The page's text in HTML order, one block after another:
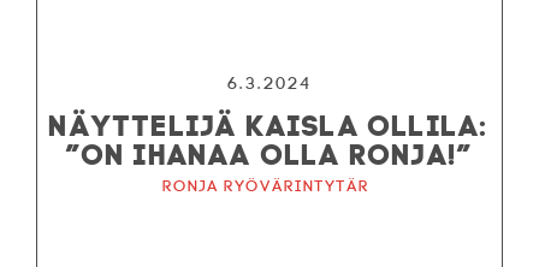
6.3.2024
NÄYTTELIJÄ KAISLA OLLILA:
”ON IHANAA OLLA RONJA!”
Ronja ryövärintytär